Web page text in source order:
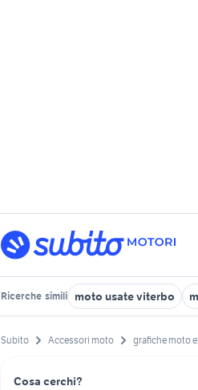
Ricerche simili moto usate viterbo
Subito Accessori moto grafiche moto
Cosa cerchi?